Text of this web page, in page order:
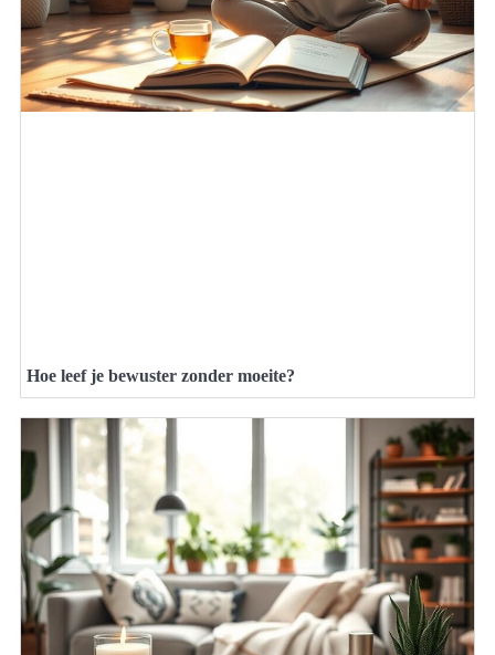
Hoe leef je bewuster zonder moeite?